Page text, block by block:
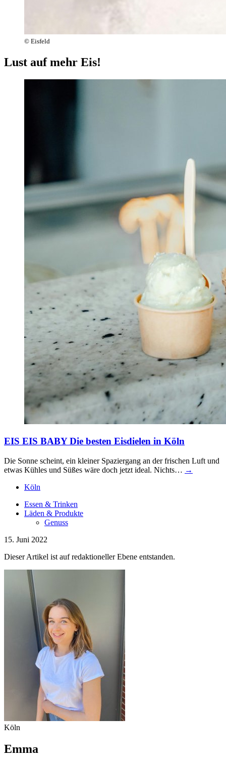
© Eisfeld
Lust auf mehr Eis!
EIS EIS BABY Die besten Eisdielen in Köln
Die Sonne scheint, ein kleiner Spaziergang an der frischen Luft und
etwas Kühles und Süßes wäre doch jetzt ideal. Nichts… →
Köln
Essen & Trinken
Läden & Produkte
Genuss
15. Juni 2022
Dieser Artikel ist auf redaktioneller Ebene entstanden.
Köln
Emma